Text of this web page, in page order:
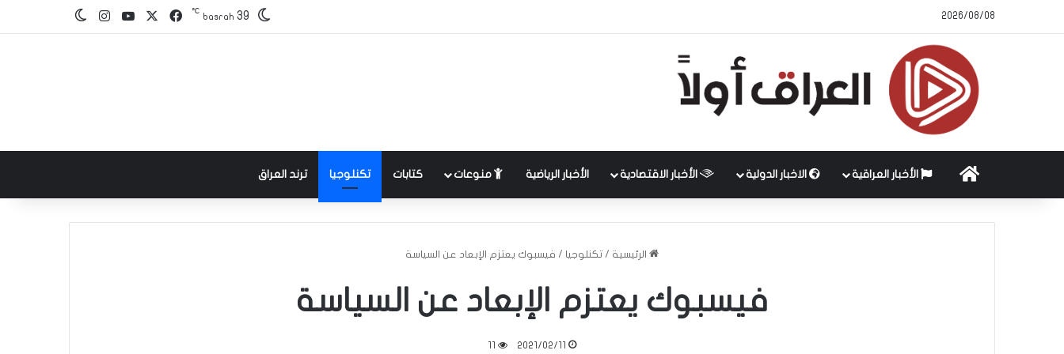
2026/08/08
basrah 39
℃ فيسبوك‫YouTube
انستقرامالوضع المظلم
الرئيسية الأخبار العراقية الاخبار الدولية الأخبار الاقتصادية الأخبار الرياضية منوعات كتابات تكنلوجيا ترند العراق
الرئيسية / تكنلوجيا / فيسبوك يعتزم الإبعاد عن السياسة
فيسبوك يعتزم الإبعاد عن السياسة
2021/02/11
11